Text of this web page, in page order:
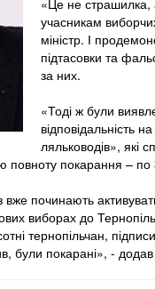
«Це не страшилка,
учасникам
міністр. І
підтасовки та
за них.
«Тоді ж були
відповідальність
ляльководів», які
повноту покарання –
вже починають
виборах до
тернопільчан,
були покарані», -